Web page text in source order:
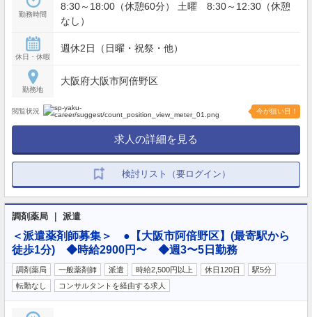
勤務時間
8:30～18:00（休憩60分） 土曜 8:30～12:30（休憩
なし）
休日・休暇
週休2日（日曜・祝祭・他）
勤務地
大阪府大阪市阿倍野区
閲覧状況 今が狙い目！
求人の詳細を見る
検討リスト（要ログイン）
調剤薬局 ｜ 派遣
＜派遣薬剤師募集＞ ●【大阪市阿倍野区】(最寄駅から
徒歩1分) ◆時給2900円〜 ◆週3〜5日勤務
調剤薬局 一般薬剤師 派遣 時給2,500円以上 休日120日
駅5分
転勤なし
コンサルタントを経由する求人